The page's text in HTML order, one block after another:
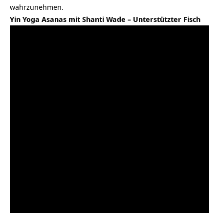
wahrzunehmen.
Yin Yoga Asanas mit Shanti Wade – Unterstützter Fisch